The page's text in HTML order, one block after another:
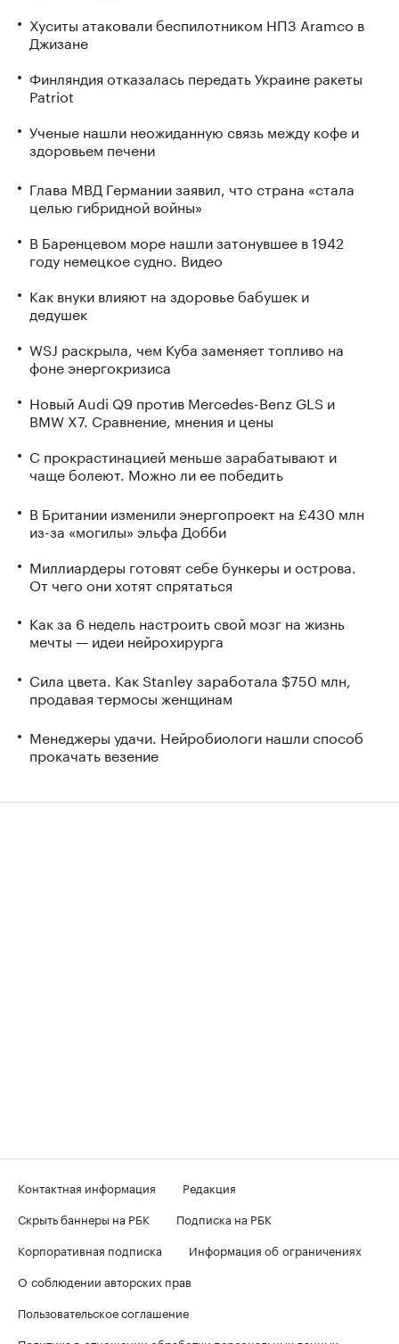
Хуситы атаковали беспилотником НПЗ Aramco в
Джизане
Финляндия отказалась передать Украине ракеты
Patriot
Ученые нашли неожиданную связь между кофе и
здоровьем печени
Глава МВД Германии заявил, что страна «стала
целью гибридной войны»
В Баренцевом море нашли затонувшее в 1942
году немецкое судно. Видео
Как внуки влияют на здоровье бабушек и
дедушек
WSJ раскрыла, чем Куба заменяет топливо на
фоне энергокризиса
Новый Audi Q9 против Mercedes-Benz GLS и
BMW X7. Сравнение, мнения и цены
С прокрастинацией меньше зарабатывают и
чаще болеют. Можно ли ее победить
В Британии изменили энергопроект на £430 млн
из-за «могилы» эльфа Добби
Миллиардеры готовят себе бункеры и острова.
От чего они хотят спрятаться
Как за 6 недель настроить свой мозг на жизнь
мечты — идеи нейрохирурга
Сила цвета. Как Stanley заработала $750 млн,
продавая термосы женщинам
Менеджеры удачи. Нейробиологи нашли способ
прокачать везение
Контактная информация
Редакция
Скрыть баннеры на РБК
Подписка на РБК
Корпоративная подписка
Информация об ограничениях
О соблюдении авторских прав
Пользовательское соглашение